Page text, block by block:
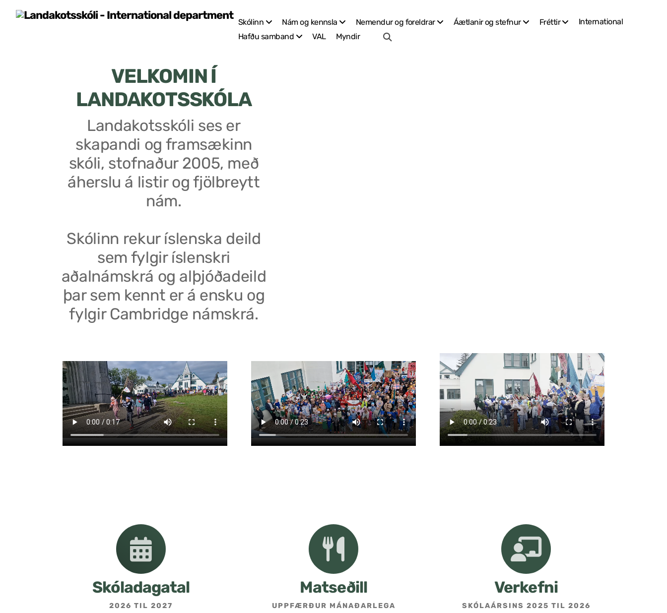
Skólinn Nám og kennsla Nemendur og foreldrar Áætlanir og stefnur Fréttir
International
Hafðu samband
VAL Myndir
VELKOMIN Í
LANDAKOTSSKÓLA
Landakotsskóli ses er
skapandi og framsækinn
skóli, stofnaður 2005, með
áherslu á listir og fjölbreytt
nám.
Skólinn rekur íslenska deild
sem fylgir íslenskri
aðalnámskrá og alþjóðadeild
þar sem kennt er á ensku og
fylgir Cambridge námskrá.
Skóladagatal
2026 TIL 2027
Matseðill
UPPFÆRÐUR MÁNAÐARLEGA
Verkefni
SKÓLAÁRSINS 2025 TIL 2026